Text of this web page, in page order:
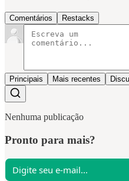
Comentários Restacks
Principais Mais recentes
Nenhuma publicação
Pronto para mais?